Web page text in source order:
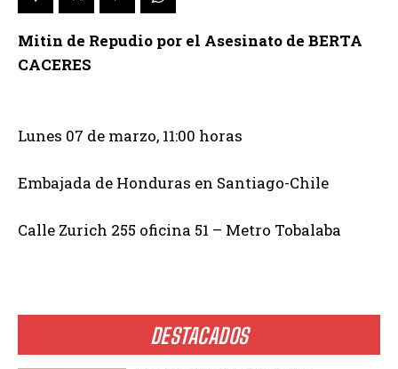
DESTACADOS
Mitin de Repudio por el Asesinato de BERTA
CACERES
Lunes 07 de marzo, 11:00 horas
Embajada de Honduras en Santiago-Chile
Calle Zurich 255 oficina 51 – Metro Tobalaba